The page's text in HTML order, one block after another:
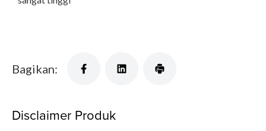
Bagikan:
Disclaimer Produk